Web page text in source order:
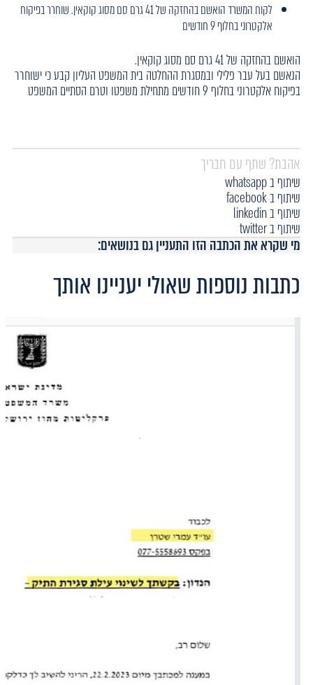
לקוח המשרד הואשם בהחזקה של 41 גרם סם מסוג קוקאין. שוחרר בפיקוח
אלקטרוני בחלוף 9 חודשים
הואשם בהחזקה של 41 גרם סם מסוג קוקאין.
הנאשם בעל עבר פלילי ובמסגרת ההחלטה בית המשפט העליון קבע כי ישוחרר
בפיקוח אלקטרוני בחלוף 9 חודשים מתחילת משפטו וטרם הסתיים המשפט
אהבת? שתף עם חבריך
שיתוף ב whatsapp
שיתוף ב facebook
שיתוף ב linkedin
שיתוף ב twitter
מי שקרא את הכתבה הזו התעניין גם בנושאים:
כתבות נוספות שאולי יעניינו אותך